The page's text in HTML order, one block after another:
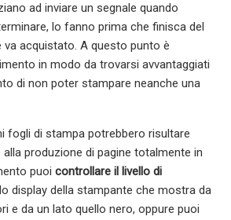
ad inviare un segnale quando
lo fanno prima che finisca del
acquistato. A questo punto è
in modo da trovarsi avvantaggiati
di non poter stampare neanche una
fogli di stampa potrebbero risultare
produzione di pagine totalmente in
puoi controllare il livello di
display della stampante che mostra da
e da un lato quello nero, oppure puoi